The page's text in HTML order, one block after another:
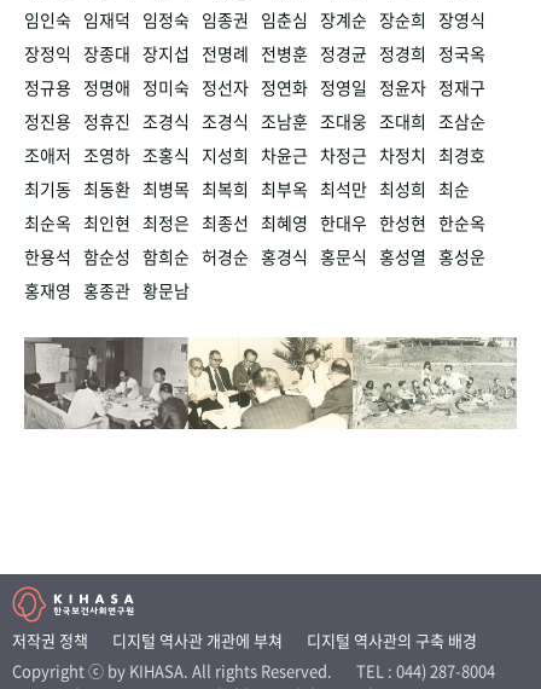
임인숙 임재덕 임정숙 임종권 임춘심 장계순 장순희 장영식
장정익 장종대 장지섭 전명례 전병훈 정경균 정경희
정국옥
정규용 정명애 정미숙 정선자 정연화 정영일 정윤자 정재구
정진용 정휴진 조경식 조경식 조남훈 조대웅 조대희 조삼순
조애저 조영하 조홍식 지성희 차윤근 차정근 차정치 최경호
최기동 최동환 최병목 최복희 최부옥 최석만 최성희 최순
최순옥 최인현 최정은 최종선 최혜영 한대우 한성현 한순옥
한용석 함순성 함희순 허경순 홍경식 홍문식 홍성열 홍성운
홍재영 홍종관 황문남
저작권 정책 디지털 역사관 개관에 부쳐
디지털 역사관의 구축 배경
Copyright ⓒ by KIHASA. All rights Reserved.
TEL : 044) 287-8004